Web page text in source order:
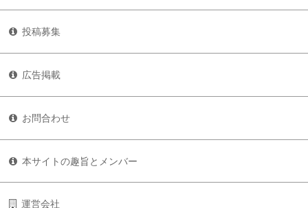
投稿募集
広告掲載
お問合わせ
本サイトの趣旨とメンバー
運営会社